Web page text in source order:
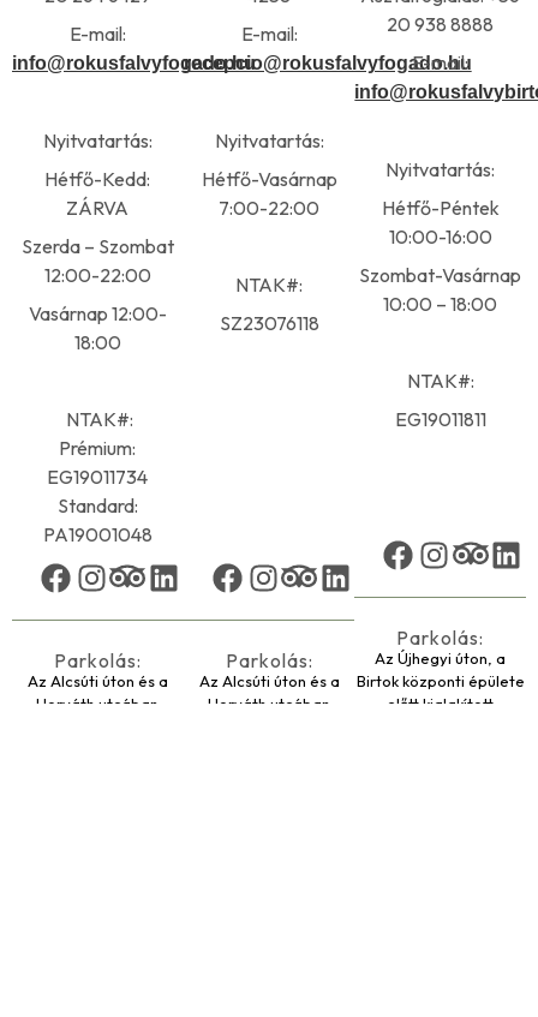
E-mail:
info@rokusfalvyfogado.hu
Nyitvatartás:
Hétfő-Kedd:
ZÁRVA
Szerda – Szombat
12:00-22:00
Vasárnap 12:00-
18:00
NTAK#:
Prémium:
EG19011734
Standard:
PA19001048
Parkolás:
Az Alcsúti úton és a
Horváth utcában
E-mail:
recepcio@rokusfalvyfogado.hu
Nyitvatartás:
Hétfő-Vasárnap
7:00-22:00
NTAK#:
SZ23076118
Parkolás:
Az Alcsúti úton és a
Horváth utcában
20 938 8888
E-mail:
Nyitvatartás:
Hétfő-Péntek
10:00-16:00
Szombat-Vasárnap
10:00 – 18:00
NTAK#:
EG19011811
Parkolás:
Az Újhegyi úton, a
Birtok központi épülete
előtt kialakított